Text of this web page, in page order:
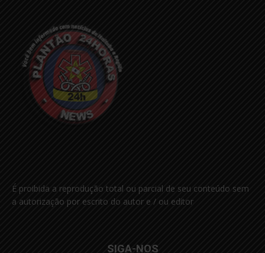
É proibida a reprodução total ou parcial de seu conteúdo sem
a autorização por escrito do autor e / ou editor
SIGA-NOS